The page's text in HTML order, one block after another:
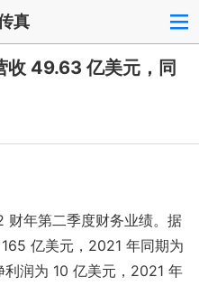
真
收 49.63 亿美元，同
年第二季度财务业绩。据
亿美元，2021 年同期为
润为 10 亿美元，2021 年